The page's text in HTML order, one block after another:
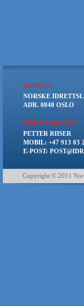
ADRESSE:
NORSKE
ADR. 0840 OSLO
WEB-REDAKTØR
PETTER RIISER
MOBIL: +47 913 03
E-POST:
Copyright © 2011